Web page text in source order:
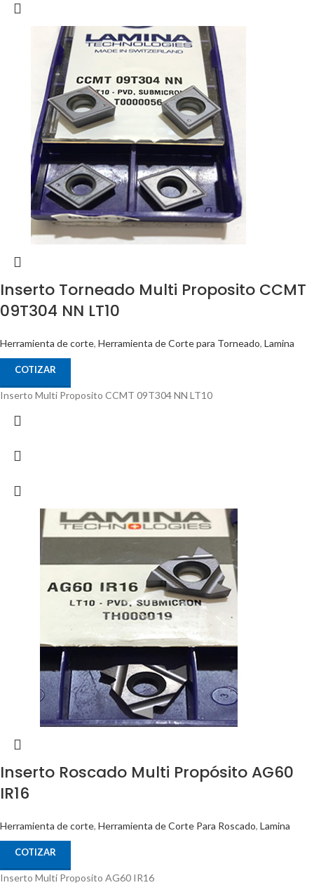
Inserto Torneado Multi Proposito CCMT
09T304 NN LT10
Herramienta de corte, Herramienta de Corte para Torneado, Lamina
COTIZAR
Inserto Multi Proposito CCMT 09T304 NN LT10
Inserto Roscado Multi Propósito AG60
IR16
Herramienta de corte, Herramienta de Corte Para Roscado, Lamina
COTIZAR
Inserto Multi Proposito AG60 IR16